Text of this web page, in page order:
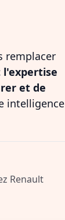
remplacer
l'expertise
et de
intelligence
Renault